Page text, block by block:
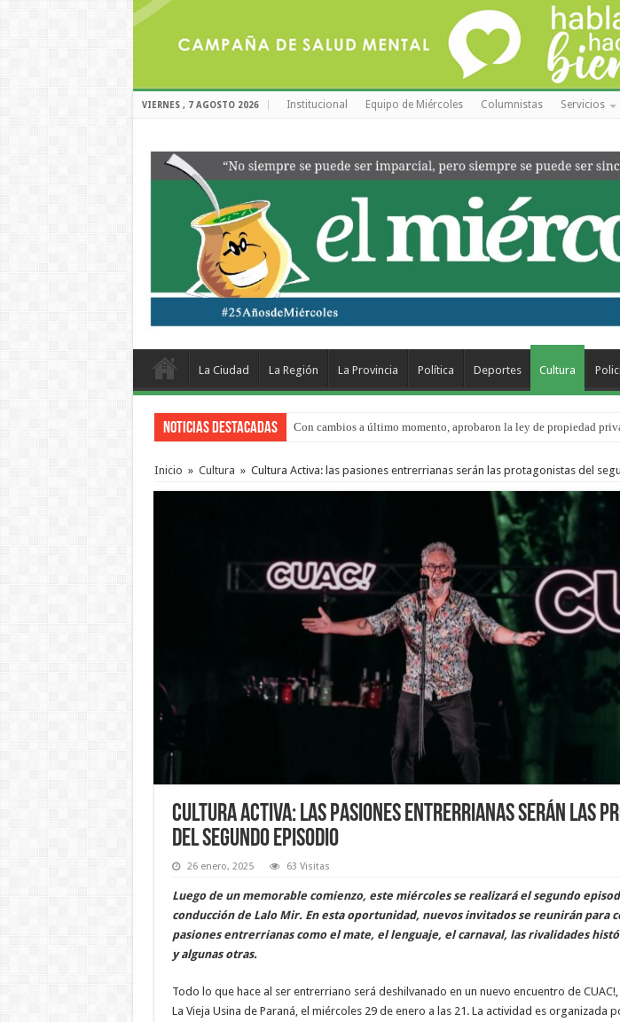
VIERNES , 7 AGOSTO 2026 Institucional Equipo de Miércoles Columnistas Servicios
La Ciudad La Región La Provincia Política Deportes Cultura
Noticias Destacadas Con cambios a último momento, aprobaron la ley de propiedad
Del viernes 7 al domingo 9 de agosto: la agenda ¿A dónde ir? para
Inicio » Cultura » Cultura Activa: las pasiones entrerrianas serán las protagonistas del
Cultura Activa: las pasiones entrerrianas serán las
del segundo episodio
26 enero, 2025 63 Visitas
Luego de un memorable comienzo, este miércoles se realizará el segundo
conducción de Lalo Mir. En esta oportunidad, nuevos invitados se reunirán para
pasiones entrerrianas como el mate, el lenguaje, el carnaval, las rivalidades
y algunas otras.
Todo lo que hace al ser entrerriano será deshilvanado en un nuevo encuentro de
La Vieja Usina de Paraná, el miércoles 29 de enero a las 21. La actividad es organizada